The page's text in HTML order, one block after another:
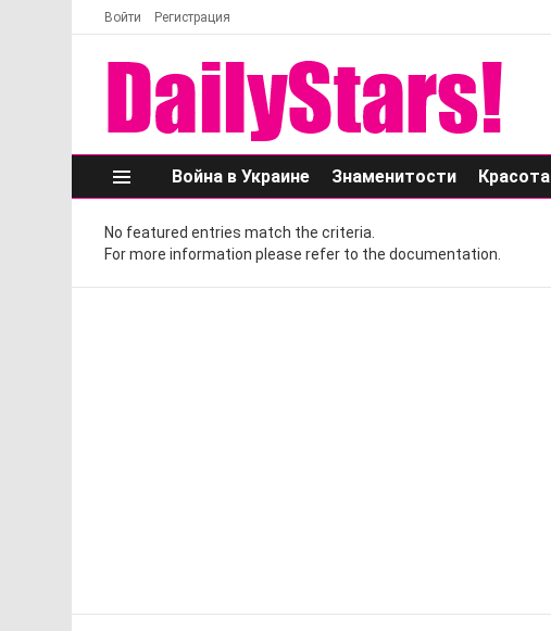
Войти Регистрация
Меню
Война в Украине Знаменитости Красота
No featured entries match the criteria.
For more information please refer to the documentation.